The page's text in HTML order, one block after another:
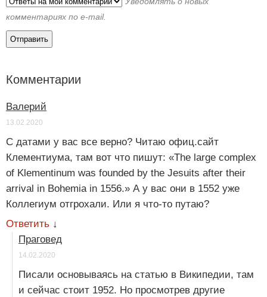
комментариях по e-mail.
Комментарии
Валерий
13.02.2020
С датами у вас все верно? Читаю офиц.сайт
Клементиума, там вот что пишут: «The large complex
of Klementinum was founded by the Jesuits after their
arrival in Bohemia in 1556.» А у вас они в 1552 уже
Коллегиум отгрохали. Или я что-то путаю?
Ответить ↓
Праговед
14.02.2020
Писали основываясь на статью в Википедии, там
и сейчас стоит 1952. Но просмотрев другие